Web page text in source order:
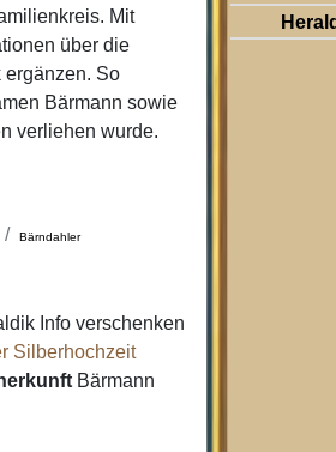
Mit
über die
ergänzen. So
Bärmann sowie
verliehen wurde.
Bärndahler
Info verschenken
Silberhochzeit
Bärmann